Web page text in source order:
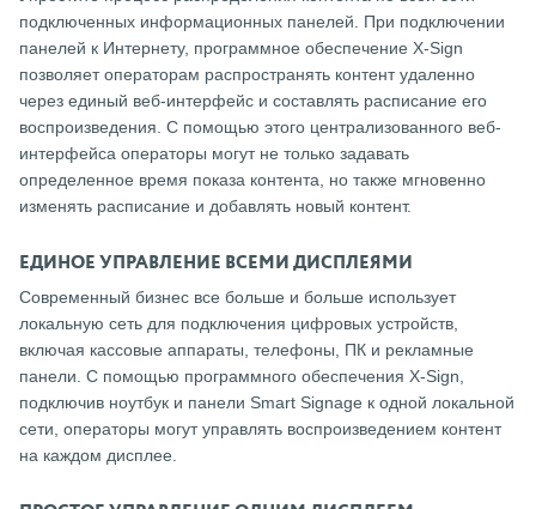
подключенных информационных панелей. При подключении
панелей к Интернету, программное обеспечение X-Sign
позволяет операторам распространять контент удаленно
через единый веб-интерфейс и составлять расписание его
воспроизведения. С помощью этого централизованного веб-
интерфейса операторы могут не только задавать
определенное время показа контента, но также мгновенно
изменять расписание и добавлять новый контент.
ЕДИНОЕ УПРАВЛЕНИЕ ВСЕМИ ДИСПЛЕЯМИ
Современный бизнес все больше и больше использует
локальную сеть для подключения цифровых устройств,
включая кассовые аппараты, телефоны, ПК и рекламные
панели. С помощью программного обеспечения X-Sign,
подключив ноутбук и панели Smart Signage к одной локальной
сети, операторы могут управлять воспроизведением контент
на каждом дисплее.